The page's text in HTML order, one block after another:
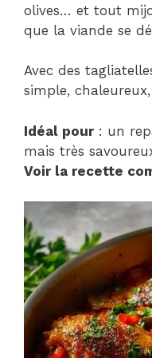
olives… et tout
que la viande se
Avec des
simple,
Idéal pour: un
mais très
Voir la recette